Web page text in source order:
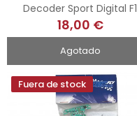
Decoder Sport Digital F1
18,00 €
Agotado
Fuera de stock